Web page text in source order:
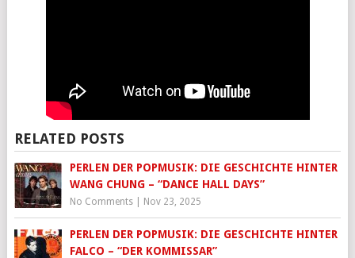
RELATED POSTS
PERLEN DER POPMUSIK: DIE GESCHICHTE HINTER
WANG CHUNG – “DANCE HALL DAYS”
No Comments| Nov 23, 2025
PERLEN DER POPMUSIK: DIE GESCHICHTE HINTER
FALCO – “DER KOMMISSAR”